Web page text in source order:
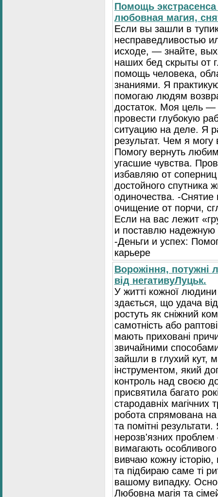
Помощь
любовная магия,
Если вы зашли в
несправедливостью
исходе, — знайте,
наших бед скрыты от
помощь человека,
знаниями. Я
помогаю людям
достаток. Моя цель —
провести глубокую
ситуацию на деле. Я
результат. Чем я
Помогу вернуть
угасшие чувства.
избавляю от
достойного спутника
одиночества. -
очищение от порчи,
Если на вас лежит
и поставлю надежную
-Деньги и успех:
карьере
Ворожіння, потужні
від негативуЛуцьк.
У житті кожної
здається, що удача
ростуть як сніжний
самотність або
мають приховані
звичайними
зайшли в глухий кут,
інструментом, який
контроль над своєю
присвятила багато
стародавніх магічних
робота спрямована
та помітні
нерозв'язних
вимагають
вивчаю кожну історію,
та підбираю саме ті
вашому випадку.
Любовна магія та